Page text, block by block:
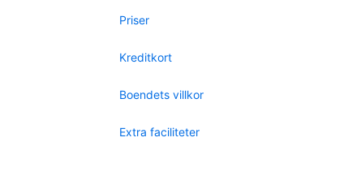
Priser
Kreditkort
Boendets villkor
Extra faciliteter